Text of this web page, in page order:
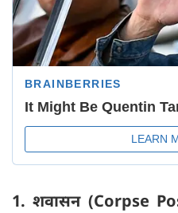
1. शवासन (Corpse